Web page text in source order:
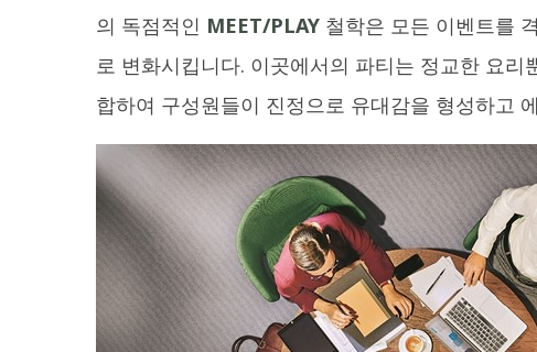
의 독점적인 MEET/PLAY 철학은 모든 이벤트를
로 변화시킵니다. 이곳에서의 파티는 정교한 요
합하여 구성원들이 진정으로 유대감을 형성하고